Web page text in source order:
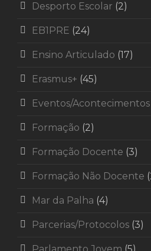
Desporto Escolar (2)
EB1PRE (24)
Ensino Articulado (17)
Erasmus+ (45)
Eventos/Acontecimentos
Formação (2)
Formação Docente (3)
Formação Não Docente
Mar da Palha (4)
Parcerias/Protocolos (3)